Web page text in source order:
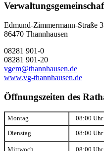
Edmund-Zimmermann-Straße 3
86470 Thannhausen
08281 901-0
08281 901-20
vgem@thannhausen.de
www.vg-thannhausen.de
Öffnungszeiten des
Montag 08:00
Dienstag 08:00